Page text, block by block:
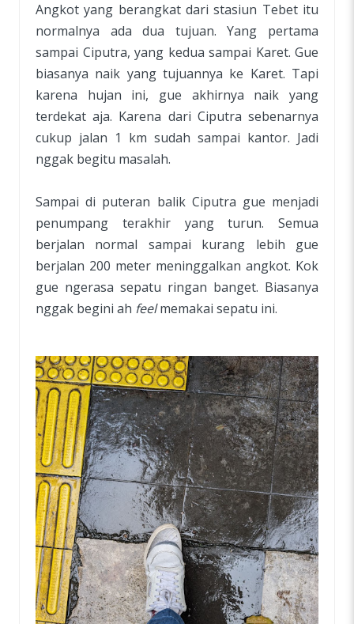
Angkot yang berangkat dari stasiun Tebet itu
normalnya ada dua tujuan. Yang pertama
sampai Ciputra, yang kedua sampai Karet. Gue
biasanya naik yang tujuannya ke Karet. Tapi
karena hujan ini, gue akhirnya naik yang
terdekat aja. Karena dari Ciputra sebenarnya
cukup jalan 1 km sudah sampai kantor. Jadi
nggak begitu masalah.
Sampai di puteran balik Ciputra gue menjadi
penumpang terakhir yang turun. Semua
berjalan normal sampai kurang lebih gue
berjalan 200 meter meninggalkan angkot. Kok
gue ngerasa sepatu ringan banget. Biasanya
nggak begini ah feelmemakai sepatu ini.